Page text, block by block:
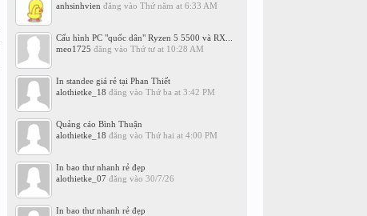
anhsinhvien đăng vào Thứ năm at 6:33 AM
Cấu hình PC "quốc dân" Ryzen 5 5500 và RX...
meo1725 đăng vào Thứ tư at 10:28 AM
In standee giá rẻ tại Phan Thiết
alothietke_18 đăng vào Thứ ba at 3:42 PM
Quảng cáo Bình Thuận
alothietke_18 đăng vào Thứ hai at 4:00 PM
In bao thư nhanh rẻ đẹp
alothietke_07 đăng vào 30/7/26
In bao thư nhanh rẻ đẹp